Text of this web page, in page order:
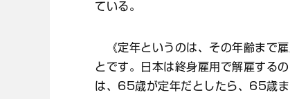
ている。
《定年というのは、その年齢まで
とです。日本は終身雇用で解雇する
は、65歳が定年だとしたら、65歳ま